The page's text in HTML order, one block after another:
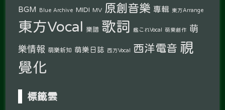
BGM Blue Archive MIDI MV 原創音樂 專輯 東方Arrange
東方Vocal 樂譜 歌詞 艦これVocal 萌樂創作 萌
樂情報 萌樂新知 萌樂日誌 西方Vocal 西洋電音 視
覺化
標籤雲